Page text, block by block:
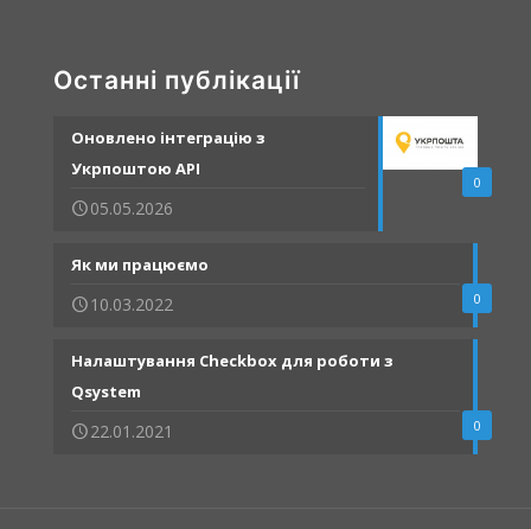
Останні публікації
0
Оновлено інтеграцію з
Укрпоштою API
05.05.2026
0
Як ми працюємо
10.03.2022
0
Налаштування Checkbox для роботи з
Qsystem
22.01.2021